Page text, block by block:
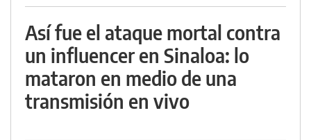
Así fue el ataque mortal contra
un influencer en Sinaloa: lo
mataron en medio de una
transmisión en vivo